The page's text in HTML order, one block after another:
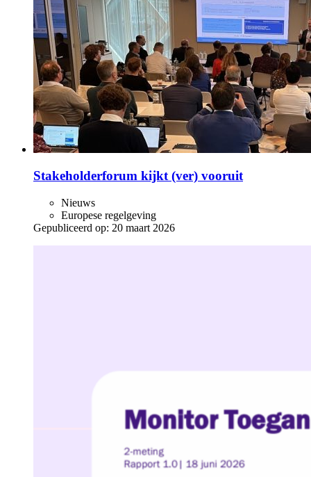
Stakeholderforum kijkt (ver) vooruit
Nieuws
Europese regelgeving
Gepubliceerd op: 20 maart 2026